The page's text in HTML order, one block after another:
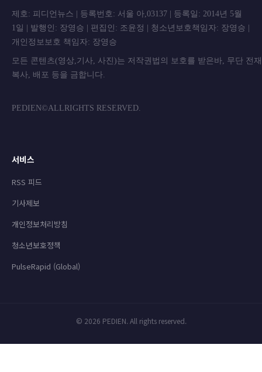
제호: 피디언뉴스 | 등록번호: 서울 아,03137 | 등록일: 2014년 5월
1일 | 발행인: 장영승 | 편집인: 조윤정 | 청소년보호책임자: 장영승 |
개인정보보호 책임자: 장영승
모든 콘텐츠(영상,기사, 사진)는 저작권법의 보호를 받은바, 무단 전
복사, 배포 등을 금합니
PEDIEN©ALLRIGHTS RESERVED.
서비스
RSS 피드
기사제보
개인정보처리방침
청소년보호정책
PulseRapid (Global)
© 2026 PEDIEN. All rights reserved.